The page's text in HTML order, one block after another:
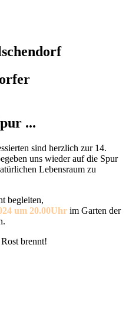
...
sind herzlich zur 14.
uns wieder auf die Spur
Lebensraum zu
begleiten,
um 20.00Uhr im Garten der
brennt!